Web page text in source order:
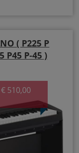
( P225 P
P45 P-45 )
510,00